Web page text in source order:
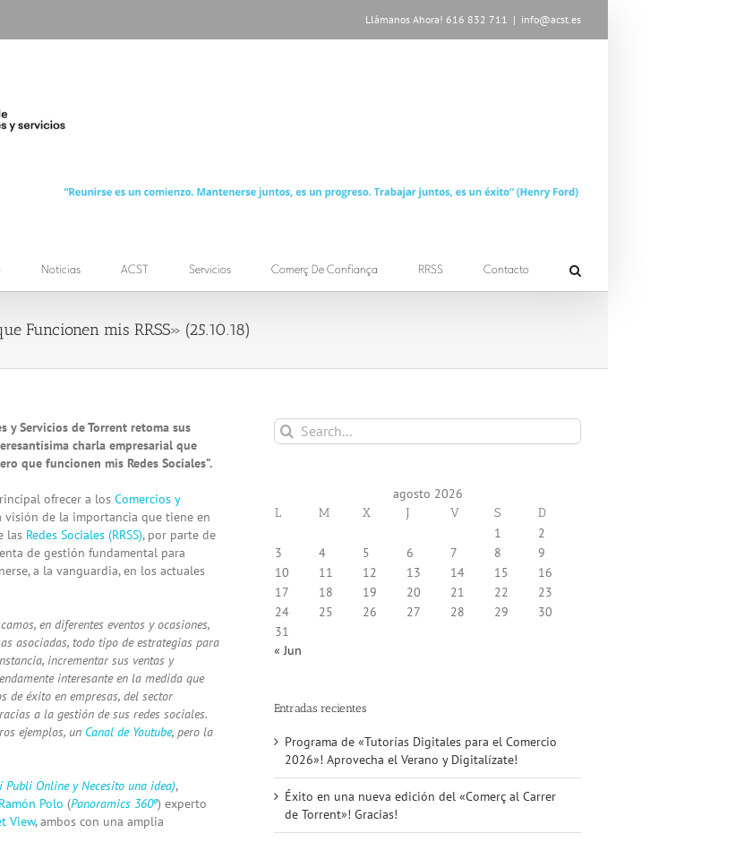
Llámanos Ahora! 616 832 711 | info@acst.es
Noticias ACST Servicios Comerç De Confiança RRSS Contacto
Funcionen mis RRSS» (25.10.18)
y Servicios de Torrent retoma sus
charla empresarial que
que funcionen mis Redes Sociales”.
ofrecer a los Comercios y
de la importancia que tiene en
las Redes Sociales (RRSS), por parte de
de gestión fundamental para
a la vanguardia, en los actuales
en diferentes eventos y ocasiones,
asociadas, todo tipo de estrategias para
incrementar sus ventas y
interesante en la medida que
de éxito en empresas, del sector
a la gestión de sus redes sociales.
ejemplos, un Canal de Youtube, pero la
Publi Online y Necesito una idea),
Polo (Panoramics 360º) experto
View, ambos con una amplia
Search
for:
agosto 2026
L M X J V S D
1
2
3
4 5 6 7 8
9
10
11 12 13 14 15
16
17
18 19 20 21 22
23
24
25 26 27 28 29
30
31
« Jun
Entradas recientes
Programa de «Tutorías Digitales para el Comercio
2026»! Aprovecha el Verano y Digitalízate!
Éxito en una nueva edición del «Comerç al Carrer
de Torrent»! Gracias!